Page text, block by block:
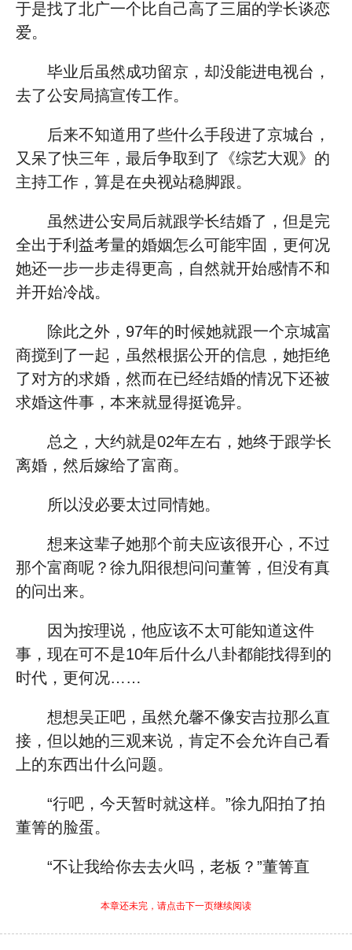
于是找了北广一个比自己高了三届的学长谈恋
爱。
毕业后虽然成功留京，却没能进电视台，
去了公安局搞宣传工作。
后来不知道用了些什么手段进了京城台，
又呆了快三年，最后争取到了《综艺大观》的
主持工作，算是在央视站稳脚跟。
虽然进公安局后就跟学长结婚了，但是完
全出于利益考量的婚姻怎么可能牢固，更何况
她还一步一步走得更高，自然就开始感情不和
并开始冷战。
除此之外，97年的时候她就跟一个京城富
商搅到了一起，虽然根据公开的信息，她拒绝
了对方的求婚，然而在已经结婚的情况下还被
求婚这件事，本来就显得挺诡异。
总之，大约就是02年左右，她终于跟学长
离婚，然后嫁给了富商。
所以没必要太过同情她。
想来这辈子她那个前夫应该很开心，不过
那个富商呢？徐九阳很想问问董箐，但没有真
的问出来。
因为按理说，他应该不太可能知道这件
事，现在可不是10年后什么八卦都能找得到的
时代，更何况……
想想吴正吧，虽然允馨不像安吉拉那么直
接，但以她的三观来说，肯定不会允许自己看
上的东西出什么问题。
“行吧，今天暂时就这样。”徐九阳拍了拍
董箐的脸蛋。
“不让我给你去去火吗，老板？”董箐直
本章还未完，请点击下一页继续阅读